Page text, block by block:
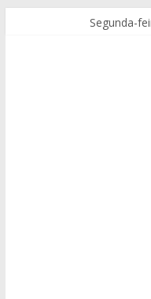
Segunda-